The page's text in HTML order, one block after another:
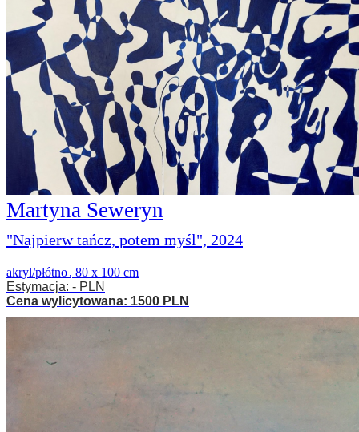
Martyna Seweryn
"Najpierw tańcz, potem myśl", 2024
akryl/płótno, 80 x 100 cm
Estymacja: - PLN
Cena wylicytowana: 1500 PLN